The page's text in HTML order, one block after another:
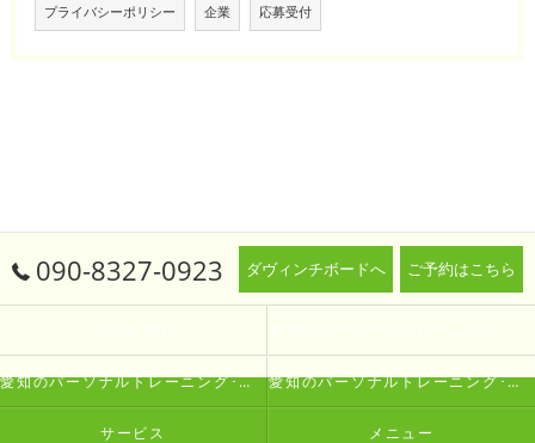
プライバシーポリシー 企業 応募受付
090-8327-0923 ダヴィンチボードへ ご予約はこちら
愛知のパーソナルトレーニング･生涯動ける体研究所 Oneの評判 愛知のパーソナルトレーニング･生涯動ける体研究所 Oneのお客様の声
サービス メニュー